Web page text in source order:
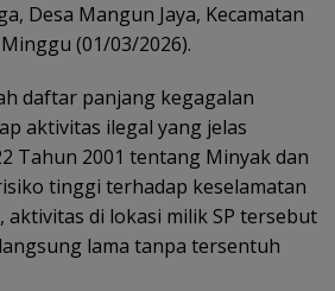
Desa Mangun Jaya, Kecamatan
(01/03/2026).
daftar panjang kegagalan
aktivitas ilegal yang jelas
Tahun 2001 tentang Minyak dan
tinggi terhadap keselamatan
aktivitas di lokasi milik SP tersebut
lama tanpa tersentuh